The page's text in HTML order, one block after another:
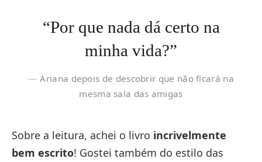
“Por que nada dá certo na
minha vida?”
Ariana depois de descobrir que não ficará na
mesma sala das amigas
Sobre a leitura, achei o livro incrivelmente
bem escrito! Gostei também do estilo das